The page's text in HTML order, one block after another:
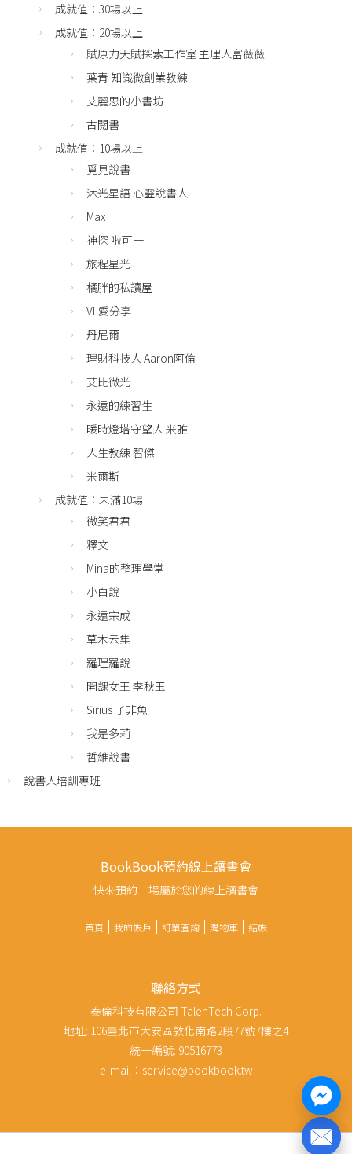
成就值：30場以上
成就值：20場以上
賦原力天賦探索工作室 主理人富薇薇
葉青 知識微創業教練
艾麗思的小書坊
古閱書
成就值：10場以上
覓見說書
沐光星語 心靈說書人
Max
神探 啦可一
旅程星光
橘胖的私讀屋
VL愛分享
丹尼爾
理財科技人 Aaron阿倫
艾比微光
永遠的練習生
暖時燈塔守望人 米雅
人生教練 智傑
米爾斯
成就值：未滿10場
微笑君君
釋文
Mina的整理學堂
小白說
永遠宗成
草木云集
羅理羅說
開課女王 李秋玉
Sirius 子非魚
我是多莉
哲維說書
說書人培訓專班
BookBook預約線上讀書會
快來預約一場屬於您的線上讀書會
首頁 我的帳戶 訂單查詢 購物車 結帳
聯絡方式
泰倫科技有限公司 TalenTech Corp.
地址: 106臺北市大安區敦化南路2段77號7樓之4
統一編號: 90516773
e-mail：service@bookbook.tw